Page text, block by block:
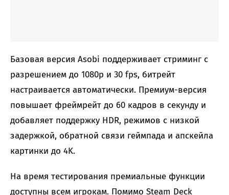
Базовая версия Asobi поддерживает стриминг с
разрешением до 1080p и 30 fps, битрейт
настраивается автоматически. Премиум-версия
повышает фреймрейт до 60 кадров в секунду и
добавляет поддержку HDR, режимов с низкой
задержкой, обратной связи геймпада и апскейла
картинки до 4K.
На время тестирования премиальные функции
доступны всем игрокам. Помимо Steam Deck